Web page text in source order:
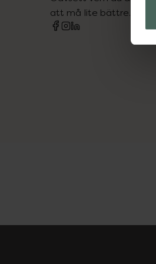
att må lite bättre.